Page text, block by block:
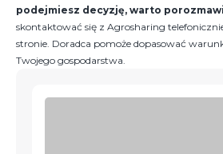
podejmiesz decyzję, warto
skontaktować się z Agrosharing
stronie. Doradca pomoże dopasować
Twojego gospodarstwa.